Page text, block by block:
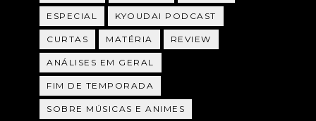
ESPECIAL KYOUDAI PODCAST
CURTAS MATÉRIA REVIEW
ANÁLISES EM GERAL
FIM DE TEMPORADA
SOBRE MÚSICAS E ANIMES